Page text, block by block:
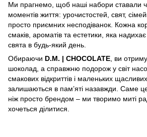
Ми прагнемо, щоб наші набори ставали
моментів життя: урочистостей, свят,
просто приємних несподіванок. Кожна
смаків, ароматів та естетики, яка надихає
свята в будь-який день.
Обираючи D.M. | CHOCOLATE , ви
шоколад, а справжню подорож у світ
смакових відкриттів і маленьких
залишаються в пам’яті назавжди. Саме
ніж просто брендом – ми творимо миті
хочеться ділитися.